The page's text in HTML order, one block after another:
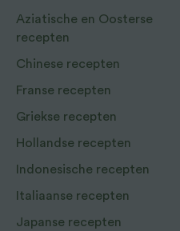
Aziatische en Oosterse
recepten
Chinese recepten
Franse recepten
Griekse recepten
Hollandse recepten
Indonesische recepten
Italiaanse recepten
Japanse recepten